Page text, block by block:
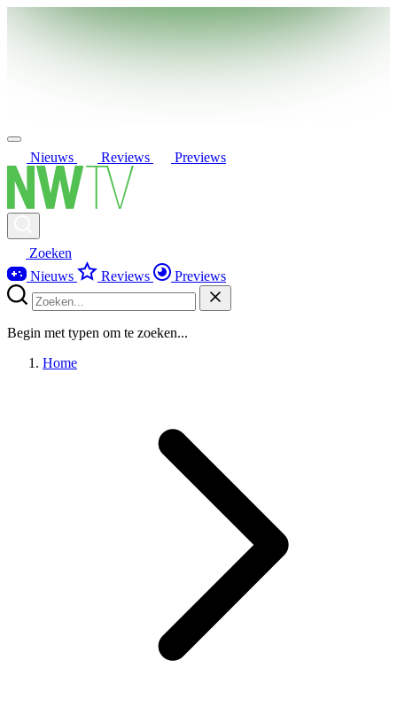
Nieuws Reviews Previews
Zoeken
Nieuws
Reviews Previews
Begin met typen om te zoeken...
Home